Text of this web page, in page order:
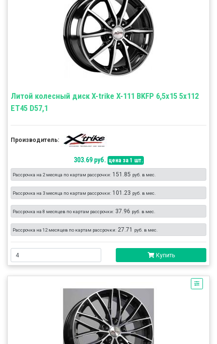
Литой колесный диск X-trike X-111 BKFP 6,5x15 5x112
ET45 D57,1
Производитель:
303.69 руб. цена за 1 шт.
Рассрочка на 2 месяца по картам рассрочки: 151.85 руб. в мес.
Рассрочка на 3 месяца по картам рассрочки: 101.23 руб. в мес.
Рассрочка на 8 месяцев по картам рассрочки: 37.96 руб. в мес.
Рассрочка на 12 месяцев по картам рассрочки: 27.71 руб. в мес.
Купить